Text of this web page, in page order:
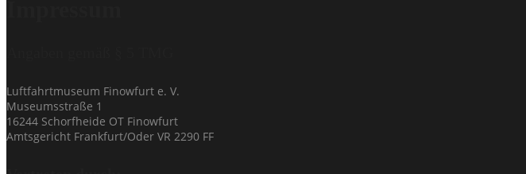
Luftfahrtmuseum Finowfurt e. V.
Museumsstraße 1
16244 Schorfheide OT Finowfurt
Amtsgericht Frankfurt/Oder VR 2290 FF